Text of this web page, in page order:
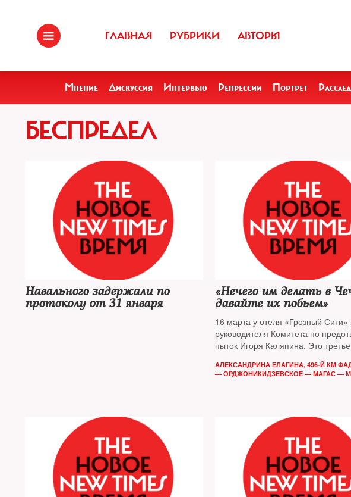
ГЛАВНАЯ РУБРИКИ АВТОРЫ
Мнение Дискуссия Интервью Репрессии Портрет
БЕСПРЕДЕЛ
Навального задержали по
протоколу от 31 января
«Нечего им делать в
давайте их побьем»
16 марта у отеля «Грозный
руководителя Комитета по
пыток Игоря Каляпина. Это третье
Чеченской Республикой. Ранее
журналистов и правозащитников
ехали. Как шло расследование
преступления — в репортаже
корреспондента The New Times,
оказавшейся в числе потерпевших
АЛЕКСАНДРИНА ЕЛАГИНА, 496-Й КМ
— ОРДЖОНИКИДЗЕВСКОЕ — МАГАС —